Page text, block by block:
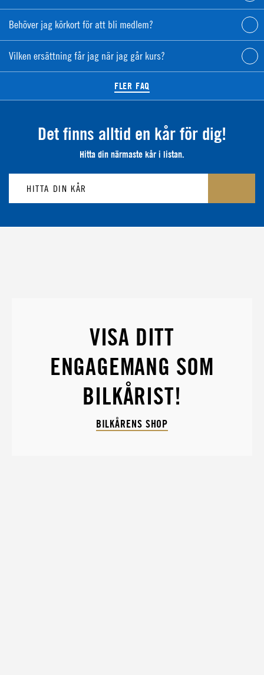
Behöver jag körkort för att bli medlem?
Vilken ersättning får jag när jag går kurs?
FLER FAQ
Det finns alltid en kår för dig!
Hitta din närmaste kår i listan.
VISA DITT
ENGAGEMANG SOM
BILKÅRIST!
BILKÅRENS SHOP